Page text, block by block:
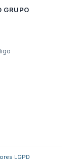
GRUPO
LGPD